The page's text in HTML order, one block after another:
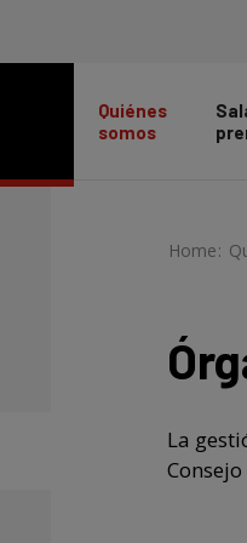
Quiénes
somos
-
Home >
La